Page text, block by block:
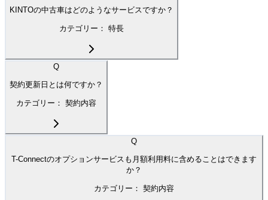
KINTOの中古車はどのようなサービスですか？
カテゴリー： 特長
Q
契約更新日とは何ですか？
カテゴリー： 契約内容
Q
T-Connectのオプションサービスも月額利用料に含めることはできます
か？
カテゴリー： 契約内容